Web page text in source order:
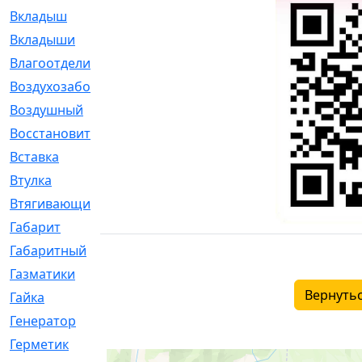
Вкладыш
Вкладыши
Влагоотделитель
Воздухозаборник
Воздушный
Восстановительный
Вставка
Втулка
Втягивающий
Габарит
Габаритный
Газматики
Гайка
Генератор
Герметик
[15]